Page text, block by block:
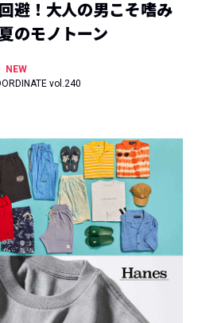
避！大人の男こそ嗜み
のモノトーン
NEW
vol.240